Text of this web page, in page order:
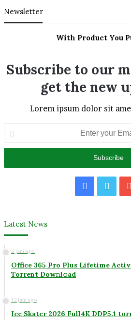
Newsletter
With Product You
Subscribe to our
get the new
Lorem ipsum dolor sit
your
Email
Facebook
Latest News
6 jam ago
Office 365 Pro Plus Lifetime
Torrent Dow𝚗l𝚘аd
12 jam ago
Ice Skater 2026 Full4K DDP5.1